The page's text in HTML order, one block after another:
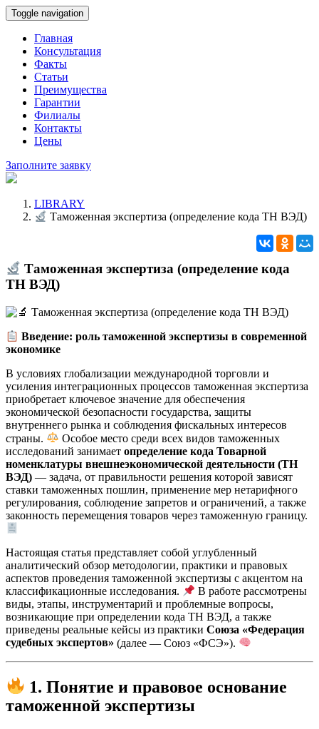
Toggle navigation
Главная
Консультация
Факты
Статьи
Преимущества
Гарантии
Филиалы
Контакты
Цены
Заполните заявку
LIBRARY
Таможенная экспертиза (определение кода ТН ВЭД)
Таможенная экспертиза (определение кода
ТН ВЭД)
Введение: роль таможенной экспертизы в современной
экономике
В условиях глобализации международной торговли и
усиления интеграционных процессов таможенная экспертиза
приобретает ключевое значение для обеспечения
экономической безопасности государства, защиты
внутреннего рынка и соблюдения фискальных интересов
страны.
Особое место среди всех видов таможенных
исследований занимает определение кода Товарной
номенклатуры внешнеэкономической деятельности (ТН
ВЭД) — задача, от правильности решения которой зависят
ставки таможенных пошлин, применение мер нетарифного
регулирования, соблюдение запретов и ограничений, а также
законность перемещения товаров через таможенную границу.
Настоящая статья представляет собой углубленный
аналитический обзор методологии, практики и правовых
аспектов проведения таможенной экспертизы с акцентом на
классификационные исследования.
В работе рассмотрены
виды, этапы, инструментарий и проблемные вопросы,
возникающие при определении кода ТН ВЭД, а также
приведены реальные кейсы из практики Союза «Федерация
судебных экспертов» (далее — Союз «ФСЭ»).
1. Понятие и правовое основание
таможенной экспертизы